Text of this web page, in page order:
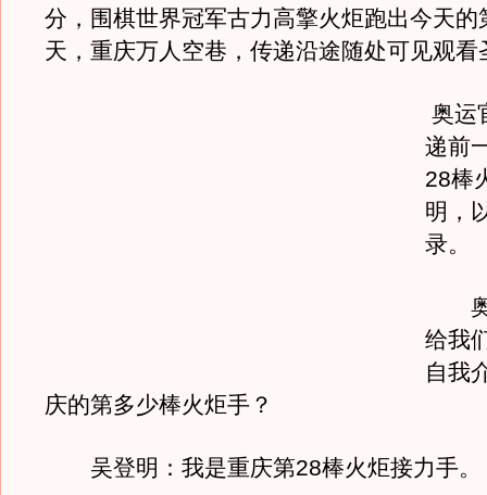
分，围棋世界冠军古力高擎火炬跑出今天的
天，重庆万人空巷，传递沿途随处可见观看
奥运
递前
28棒
明，
录。
奥
给我
自我
庆的第多少棒火炬手？
吴登明：我是重庆第28棒火炬接力手。